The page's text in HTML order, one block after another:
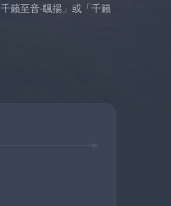
籟至音·颻揚」或「千籟